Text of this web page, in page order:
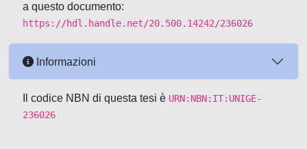
a questo documento:
https://hdl.handle.net/20.500.14242/236026
Informazioni
Il codice NBN di questa tesi è URN:NBN:IT:UNIGE-
236026